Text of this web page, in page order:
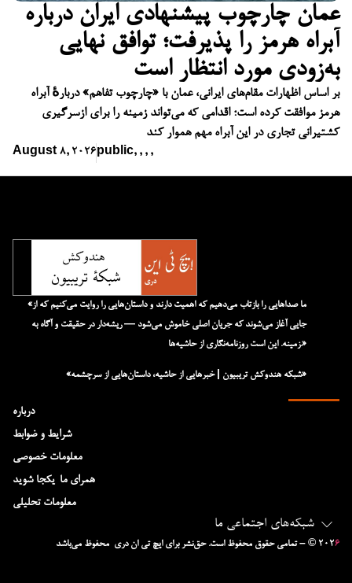
عمان چارچوب پیشنهادی ایران درباره
آبراه هرمز را پذیرفت؛ توافق نهایی
به‌زودی مورد انتظار است
بر اساس اظهارات مقام‌های ایرانی، عمان با «چارچوب تفاهم» دربارهٔ آبراه
هرمز موافقت کرده است؛ اقدامی که می‌تواند زمینه را برای ازسرگیری
کشتیرانی تجاری در این آبراه مهم هموار کند
August 8, 2026 public, , , ,
شبکه‌های اجتماعی ما
– © ۲۰۲۶ تمامی حقوق محفوظ است. حق‌نشر برای ایچ‌ تی‌ ان دری محفوظ می‌باشد
درباره
شرایط و ضوابط
معلومات خصوصی
همرای ما-یکجا شوید
معلومات تحلیلی
«ما صداهایی را بازتاب می‌دهیم که اهمیت دارند و داستان‌هایی را روایت می‌کنیم که از
جایی آغاز می‌شوند که جریان اصلی خاموش می‌شود — ریشه‌دار در حقیقت و آگاه به
زمینه. این است روزنامه‌نگاری از حاشیه‌ها.»
«شبکه هند‌و‌کش تریبیون | خبرهایی از حاشیه، داستان‌هایی از سرچشمه»